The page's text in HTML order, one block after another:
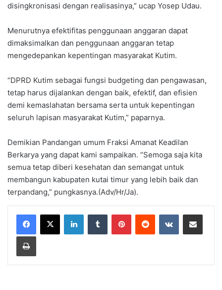
disingkronisasi dengan realisasinya,” ucap Yosep Udau.
Menurutnya efektifitas penggunaan anggaran dapat
dimaksimalkan dan penggunaan anggaran tetap
mengedepankan kepentingan masyarakat Kutim.
“DPRD Kutim sebagai fungsi budgeting dan pengawasan,
tetap harus dijalankan dengan baik, efektif, dan efisien
demi kemaslahatan bersama serta untuk kepentingan
seluruh lapisan masyarakat Kutim,” paparnya.
Demikian Pandangan umum Fraksi Amanat Keadilan
Berkarya yang dapat kami sampaikan. “Semoga saja kita
semua tetap diberi kesehatan dan semangat untuk
membangun kabupaten kutai timur yang lebih baik dan
terpandang,” pungkasnya.(Adv/Hr/Ja).
LinkedInTumblr PinterestReddit VKontakteShare via Email
Print